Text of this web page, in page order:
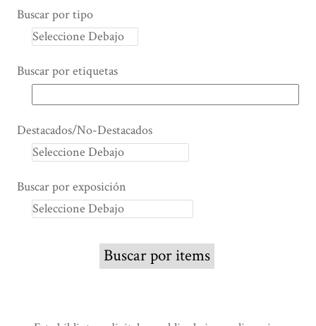
Buscar por tipo
Buscar por etiquetas
Destacados/No-Destacados
Buscar por exposición